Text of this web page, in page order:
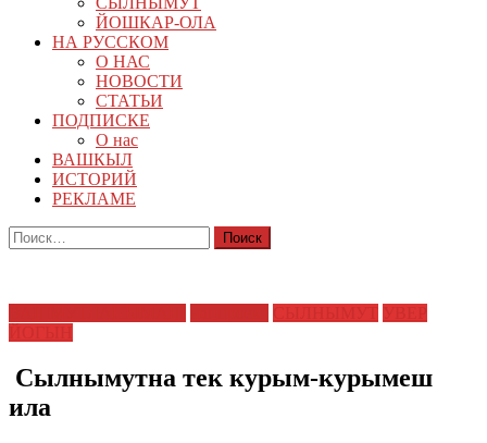
ЙОШКАР-ОЛА
НА РУССКОМ
О НАС
НОВОСТИ
СТАТЬИ
ПОДПИСКЕ
О нас
ВАШКЫЛ
ИСТОРИЙ
РЕКЛАМЕ
Найти:
Сылнымутна тек курым-курымеш
ила